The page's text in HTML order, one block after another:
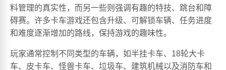
料管理的真实性，而另一些则强调有趣的特技、跳台和障
碍赛。许多卡车游戏还包含升级、可解锁车辆、任务进度
和难度逐渐增加的路线，保持游戏的趣味性。
玩家通常控制不同类型的车辆，如半挂卡车、18轮大卡
车、皮卡车、怪兽卡车、垃圾车、建筑机械以及消防车和